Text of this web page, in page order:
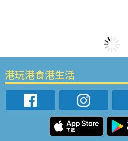
港玩港食港生活